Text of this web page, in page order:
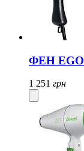
ФЕН
1 251 грн